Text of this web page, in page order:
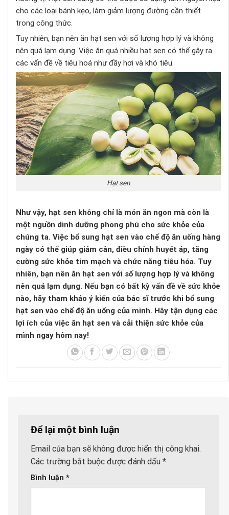
cho các loại bánh kẹo, làm giảm lượng đường cần thiết
trong công thức.
Tuy nhiên, bạn nên ăn hạt sen với số lượng hợp lý và không
nên quá lạm dụng. Việc ăn quá nhiều hạt sen có thể gây ra
các vấn đề về tiêu hoá như đầy hơi và khó tiêu.
Hạt sen
Như vậy, hạt sen không chỉ là món ăn ngon mà còn là
một nguồn dinh dưỡng phong phú cho sức khỏe của
chúng ta. Việc bổ sung hạt sen vào chế độ ăn uống hàng
ngày có thể giúp giảm cân, điều chỉnh huyết áp, tăng
cường sức khỏe tim mạch và chức năng tiêu hóa. Tuy
nhiên, bạn nên ăn hạt sen với số lượng hợp lý và không
nên quá lạm dụng. Nếu bạn có bất kỳ vấn đề về sức khỏe
nào, hãy tham khảo ý kiến ​​của bác sĩ trước khi bổ sung
hạt sen vào chế độ ăn uống của mình. Hãy tận dụng các
lợi ích của việc ăn hạt sen và cải thiện sức khỏe của
mình ngay hôm nay!
Để lại một bình luận
Email của bạn sẽ không được hiển thị công khai.
Các trường bắt buộc được đánh dấu *
Bình luận *